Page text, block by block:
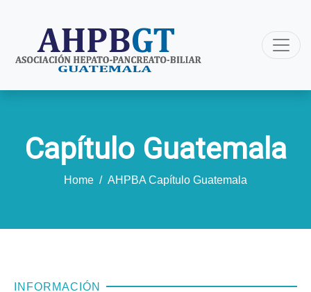
Capítulo Guatemala
Home / AHPBA Capítulo Guatemala
INFORMACIÓN